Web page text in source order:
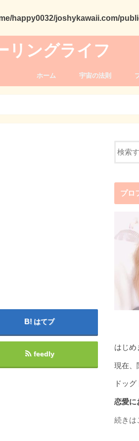
happy0032/joshykawaii.com/
リングライフ
ホーム 宇宙の法則
はてブ
feedly
プロ
はじめ
現在、
ドッ
恋愛に
続き